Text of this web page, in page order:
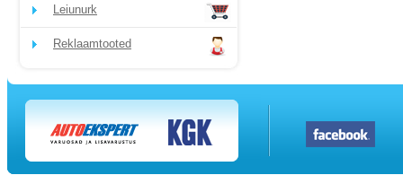
Leiunurk
Reklaamtooted